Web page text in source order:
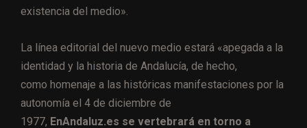
existencia del medio».
La línea editorial del nuevo medio estará «apegada a la
identidad y la historia de Andalucía, de hecho,
como homenaje a las históricas manifestaciones por la
autonomía el 4 de diciembre de
1977, EnAndaluz.es se vertebrará en torno a